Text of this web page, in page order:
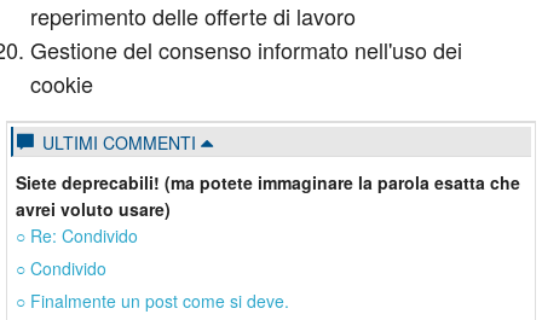
reperimento delle offerte di lavoro
Gestione del consenso informato nell'uso dei
cookie
ULTIMI COMMENTI
Siete deprecabili! (ma potete immaginare la parola esatta che
avrei voluto usare)
○ Re: Condivido
○ Condivido
○ Finalmente un post come si deve.